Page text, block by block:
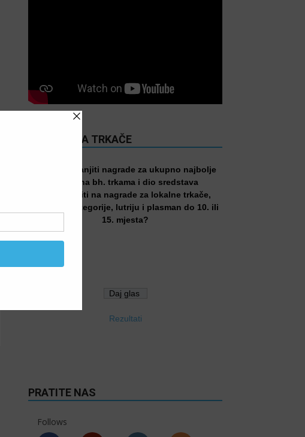
PITANJE ZA TRKAČE
Treba li smanjiti nagrade za ukupno najbolje
trkače na bh. trkama i dio sredstava
preusmjeriti na nagrade za lokalne trkače,
starosne kategorije, lutriju i plasman do 10. ili
15. mjesta?
Ne
Rezultati
PRATITE NAS
Follows